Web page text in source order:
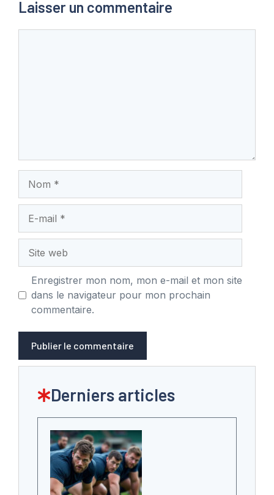
Laisser un commentaire
mail
web
Enregistrer mon nom, mon e-mail et mon site
dans le navigateur pour mon prochain
commentaire.
Derniers articles